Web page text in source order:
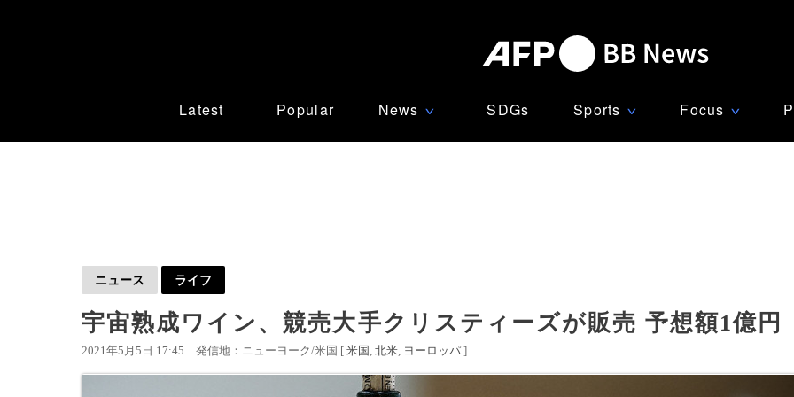
Latest Popular News ∨ SDGs Sports ∨ Focus ∨
ニュース ライフ
宇宙熟成ワイン、競売大手クリスティーズが販売 予想額1億円
2021年5月5日 17:45 発信地：ニューヨーク/米国 [ 米国 北米 ヨーロッパ ]